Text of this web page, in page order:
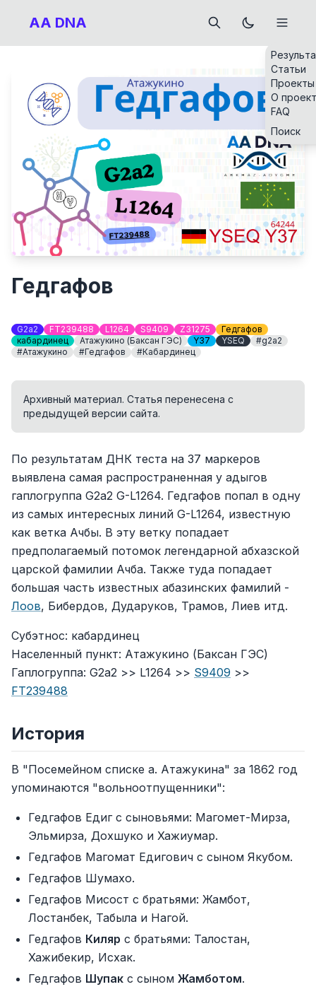
AA DNA
Статьи
Проекты
О
FAQ
Поиск
Гедгафов
G2a2 FT239488 L1264 S9409 Z31275
Гедгафов
кабардинец
Атажукино (Баксан ГЭС) Y37 YSEQ
#g2a2
#Атажукино
#Гедгафов #Кабардинец
Архивный материал. Статья перенесена с
предыдущей версии сайта.
По результатам ДНК теста на 37 маркеров
выявлена самая распространенная у адыгов
гаплогруппа G2a2 G-L1264. Гедгафов попал в одну
из самых интересных линий G-L1264, известную
как ветка Ачбы. В эту ветку попадает
предполагаемый потомок легендарной абхазской
царской фамилии Ачба. Также туда попадает
большая часть известных абазинских фамилий -
Лоов, Бибердов, Дударуков, Трамов, Лиев итд.
Субэтнос: кабардинец
Населенный пункт: Атажукино (Баксан ГЭС)
Гаплогруппа: G2a2 >> L1264 >> S9409 >>
FT239488
История
В "Посемейном списке а. Атажукина" за 1862 год
упоминаются "вольноотпущенники":
Гедгафов Едиг с сыновьями: Магомет-Мирза,
Эльмирза, Дохшуко и Хажиумар.
Гедгафов Магомат Едигович с сыном Якубом.
Гедгафов Шумахо.
Гедгафов Мисост с братьями: Жамбот,
Лостанбек, Табыла и Нагой.
Гедгафов Киляр с братьями: Талостан,
Хажибекир, Исхак.
Гедгафов Шупак с сыном Жамботом.